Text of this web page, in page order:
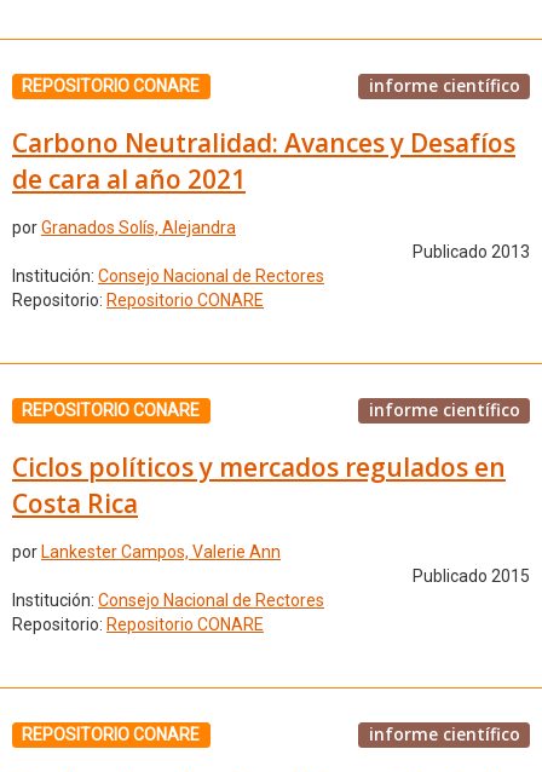
REPOSITORIO CONARE informe científico
Carbono Neutralidad: Avances y Desafíos
de cara al año 2021
porGranados Solís, Alejandra
Publicado 2013
Institución: Consejo Nacional de Rectores
Repositorio: Repositorio CONARE
REPOSITORIO CONARE informe científico
Ciclos políticos y mercados regulados en
Costa Rica
por Lankester Campos, Valerie Ann
Publicado 2015
Institución: Consejo Nacional de Rectores
Repositorio: Repositorio CONARE
REPOSITORIO CONARE informe científico